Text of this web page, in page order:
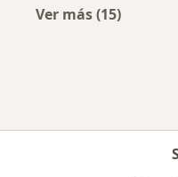
Ver más (15)